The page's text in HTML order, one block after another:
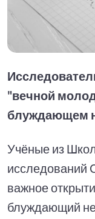
"вечной
блуждающем
Учёные из
исследований
важное
блуждающий